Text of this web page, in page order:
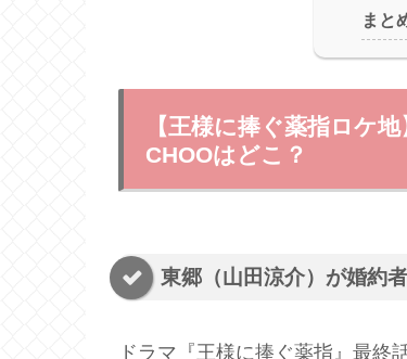
まと
【王様に捧ぐ薬指ロケ
CHOOはどこ？
東郷（山田涼介）が婚約
ドラマ『王様に捧ぐ薬指』最終